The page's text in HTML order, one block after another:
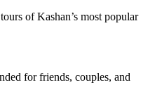
of Kashan’s most popular
for friends, couples, and